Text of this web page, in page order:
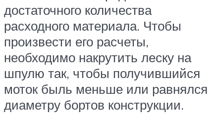
достаточного количества
расходного материала. Чтобы
произвести его расчеты,
необходимо накрутить леску на
шпулю так, чтобы получившийся
моток быль меньше или равнялся
диаметру бортов конструкции.